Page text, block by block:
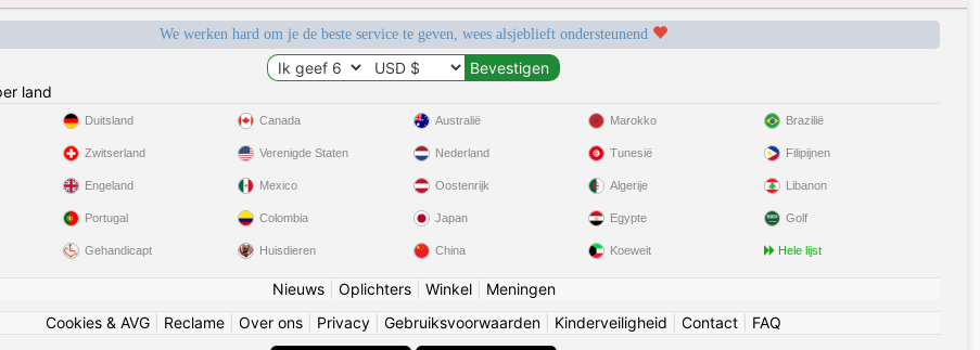
We werken hard om je de beste service te geven, wees alsjeblieft ondersteunend
land
Duitsland
Zwitserland
Engeland
Portugal
Gehandicapt
Canada
Verenigde Staten
Mexico
Colombia
Huisdieren
Australië
Nederland
Oostenrijk
Japan
China
Marokko
Tunesië
Algerije
Egypte
Koeweit
Brazilië
Filipijnen
Libanon
Golf
Hele lijst
Nieuws| Oplichters| Winkel| Meningen
Cookies & AVG
Reclame Over ons Privacy Gebruiksvoorwaarden Kinderveiligheid Contact FAQ